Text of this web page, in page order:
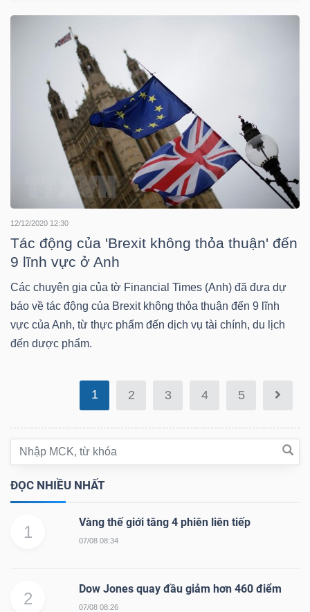
12/12/2020 12:30
Tác động của 'Brexit không thỏa thuận' đến
9 lĩnh vực ở Anh
Các chuyên gia của tờ Financial Times (Anh) đã đưa dự
báo về tác động của Brexit không thỏa thuận đến 9 lĩnh
vực của Anh, từ thực phẩm đến dịch vụ tài chính, du lịch
đến dược phẩm.
1 2 3 4 5
ĐỌC NHIỀU NHẤT
1
Vàng thế giới tăng 4 phiên liên tiếp
07/08 08:34
2
Dow Jones quay đầu giảm hơn 460 điểm
07/08 08:26
Tất cả Cổ phiếu Chỉ số
Người nội bộ Người liên quan Cổ đông lớn
Tin
tức
(-)
Bài
viết
của
Báo
phân
tích
(-)
ngữ